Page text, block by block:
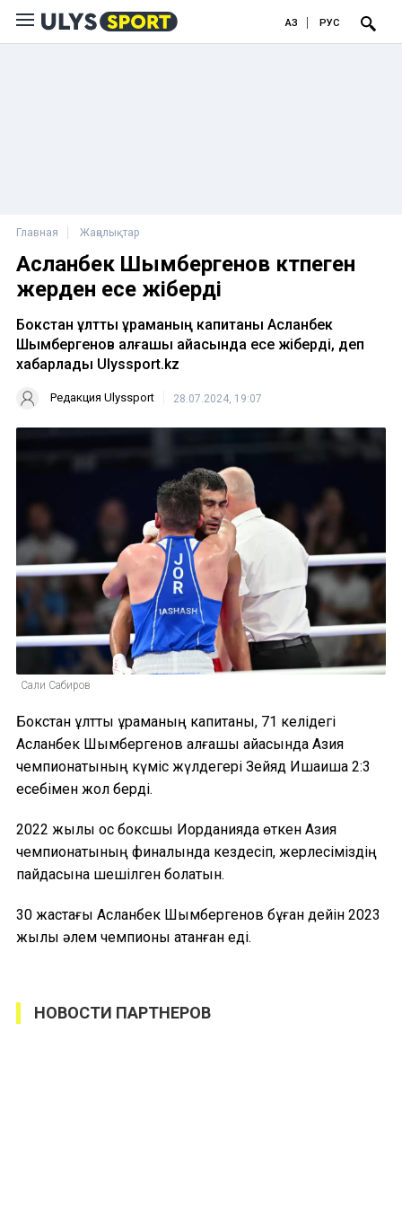
ҚАЗ РУС
Главная Жаңалықтар
Асланбек Шымбергенов күтпеген
жерден есе жіберді
Бокстан ұлттық құраманың капитаны Асланбек
Шымбергенов алғашқы айқасында есе жіберді, деп
хабарлады Ulyssport.kz
Редакция Ulyssport 28.07.2024, 19:07
Сали Сабиров
Бокстан ұлттық құраманың капитаны, 71 келідегі
Асланбек Шымбергенов алғашқы айқасында Азия
чемпионатының күміс жүлдегері Зейяд Ишаишқа 2:3
есебімен жол берді.
2022 жылы қос боксшы Иорданияда өткен Азия
чемпионатының финалында кездесіп, жерлесіміздің
пайдасына шешілген болатын.
30 жастағы Асланбек Шымбергенов бұған дейін 2023
жылы әлем чемпионы атанған еді.
НОВОСТИ ПАРТНЕРОВ